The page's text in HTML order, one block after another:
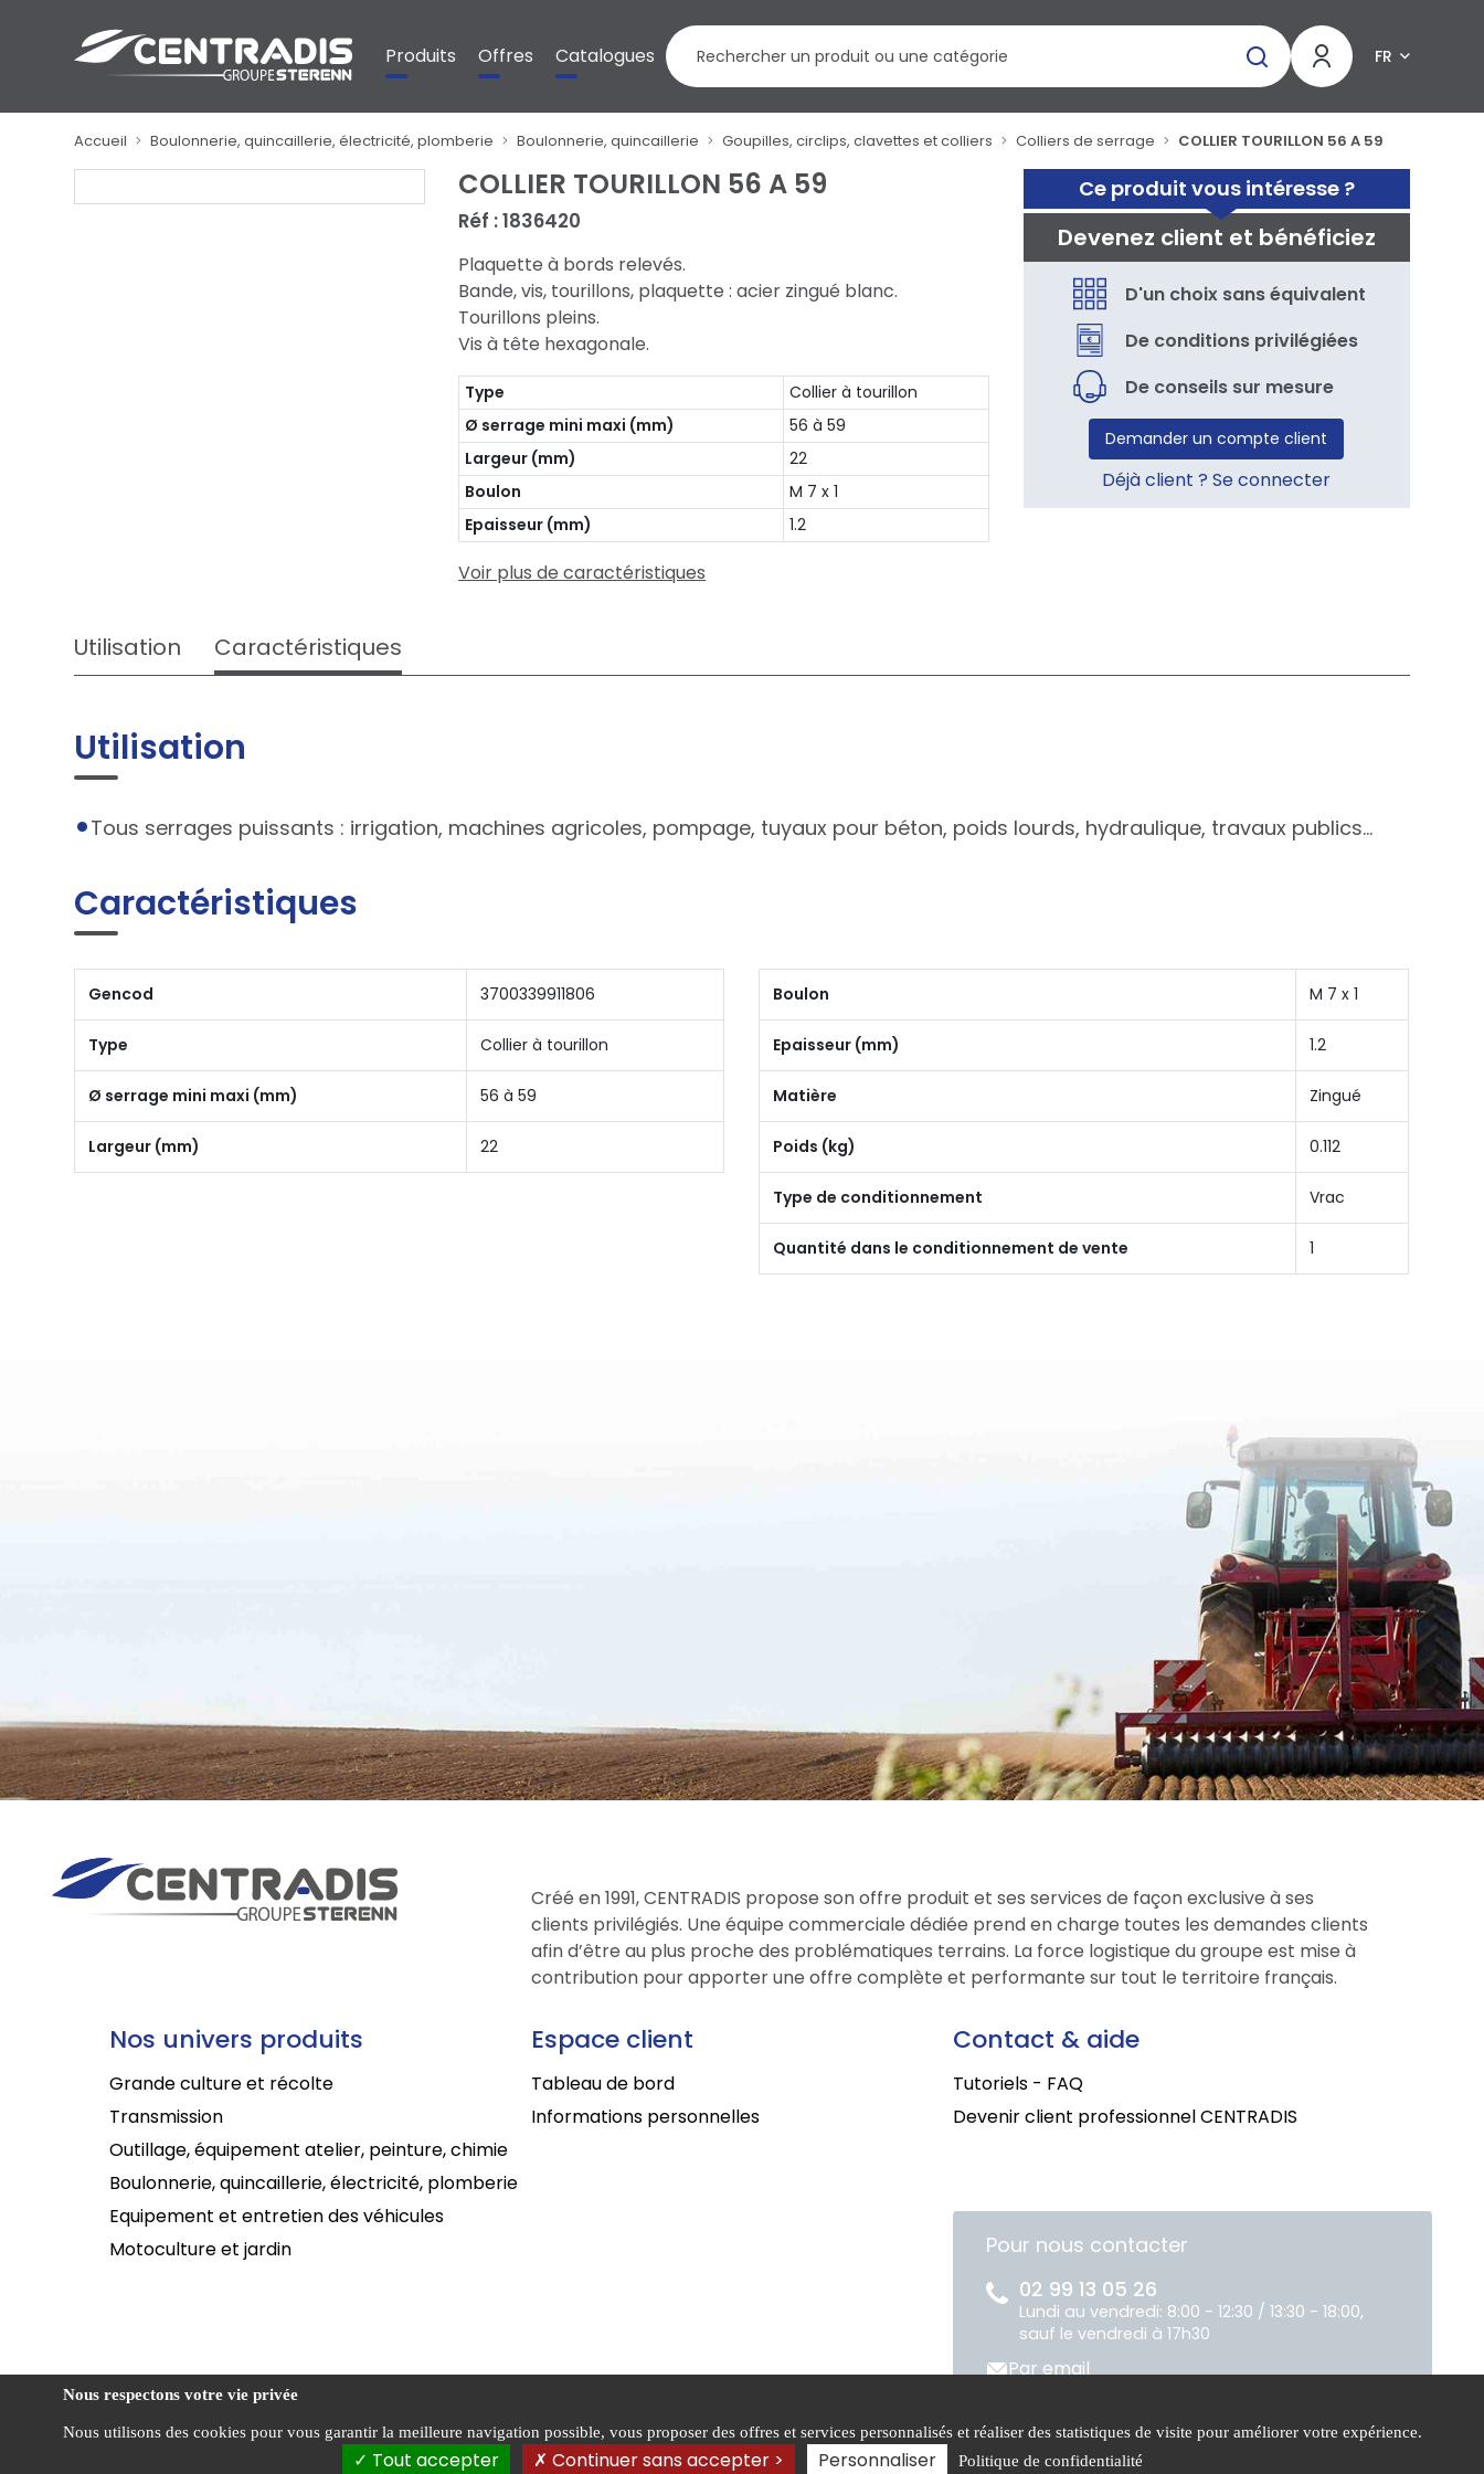
Produits Offres Catalogues FR
Accueil Boulonnerie, quincaillerie, électricité, plomberie Boulonnerie, quincaillerie Goupilles, circlips, clavettes et colliers Colliers de serrage COLLIER TOURILLON 56 A 59
Ce produit vous intéresse ?
Devenez client et bénéficiez
D'un choix sans équivalent
De conditions privilégiées
De conseils sur mesure
Demander un compte client
Déjà client ? Se connecter
COLLIER TOURILLON 56 A 59
Réf : 1836420
Plaquette à bords relevés.
Bande, vis, tourillons, plaquette : acier zingué blanc.
Tourillons pleins.
Vis à tête hexagonale.
Type
Collier à tourillon
Ø serrage mini maxi (mm)
56 à 59
Largeur (mm)
22
Boulon
M 7 x 1
Epaisseur (mm)
1.2
Voir plus de caractéristiques
Utilisation Caractéristiques
Utilisation
Tous serrages puissants : irrigation, machines agricoles, pompage, tuyaux pour béton, poids lourds, hydraulique, travaux publics...
Caractéristiques
Gencod 3700339911806
Type Collier à tourillon
Ø serrage mini maxi (mm) 56 à 59
Largeur (mm) 22
Boulon M 7 x 1
Epaisseur (mm) 1.2
Matière Zingué
Poids (kg) 0.112
Type de conditionnement Vrac
Quantité dans le conditionnement de vente 1
Créé en 1991, CENTRADIS propose son offre produit et ses services de façon exclusive à ses
clients privilégiés. Une équipe commerciale dédiée prend en charge toutes les demandes clients
afin d’être au plus proche des problématiques terrains. La force logistique du groupe est mise à
contribution pour apporter une offre complète et performante sur tout le territoire français.
Nos univers produits
Grande culture et récolte
Transmission
Outillage, équipement atelier, peinture, chimie
Boulonnerie, quincaillerie, électricité, plomberie
Equipement et entretien des véhicules
Motoculture et jardin
Espace client
Tableau de bord
Informations personnelles
Contact & aide
Tutoriels - FAQ
Devenir client professionnel CENTRADIS
Pour nous contacter
02 99 13 05 26
Lundi au vendredi: 8:00 - 12:30 / 13:30 - 18:00,
sauf le vendredi à 17h30
Par email
CENTRADIS ©
Conditions générales de
vente
Mentions
légales
Politique de
confidentialité
Gestion des
Nous respectons votre vie privée
Nous utilisons des cookies pour vous garantir la meilleure navigation possible, vous proposer des offres et services personnalisés et réaliser des statistiques de visite pour améliorer votre expérience.
Tout accepter Continuer sans accepter > Personnaliser Politique de confidentialité